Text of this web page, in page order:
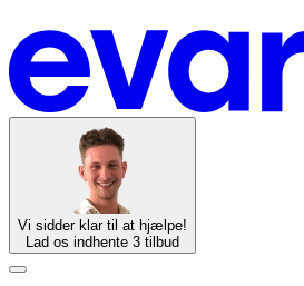
Vi sidder klar til at hjælpe!
Lad os indhente 3 tilbud